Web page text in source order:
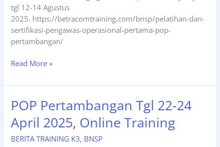
tgl 12-14 Agustus
2025. https://betracomtraining.com/bnsp/pelatihan-dan-
sertifikasi-pengawas-operasional-pertama-pop-
pertambangan/
POP
Tgl
30
Juli
&
01
Read More »
POP Pertambangan Tgl 22-24
April 2025, Online Training
BERITA TRAINING K3, BNSP